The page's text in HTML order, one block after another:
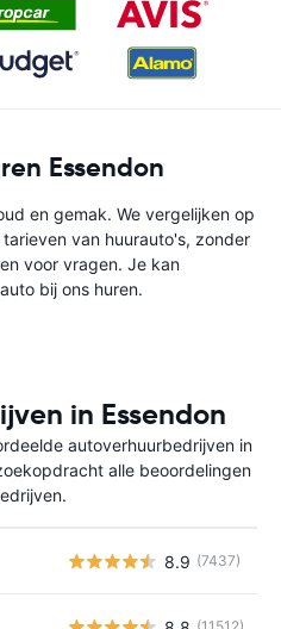
Essendon
en gemak. We vergelijken op
van huurauto's, zonder
voor vragen. Je kan
bij ons huren.
in Essendon
autoverhuurbedrijven in
alle beoordelingen
8.9 (7437)